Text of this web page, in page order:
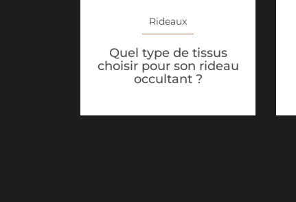
Rideaux
Quel type de tissus
choisir pour son rideau
occultant ?